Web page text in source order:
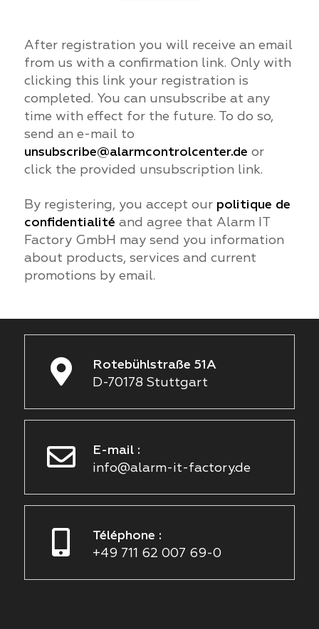
After registration you will receive an email
from us with a confirmation link. Only with
clicking this link your registration is
completed. You can unsubscribe at any
time with effect for the future. To do so,
send an e-mail to
unsubscribe@alarmcontrolcenter.de or
click the provided unsubscription link.
By registering, you accept our politique de
confidentialité and agree that Alarm IT
Factory GmbH may send you information
about products, services and current
promotions by email.
Rotebühlstraße 51A
D-70178 Stuttgart
E-mail :
info@alarm-it-factory.de
Téléphone :
+49 711 62 007 69-0